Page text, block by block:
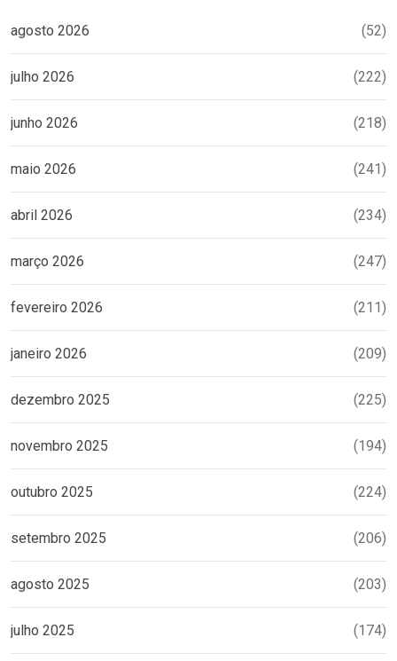
agosto 2026 (52)
julho 2026 (222)
junho 2026 (218)
maio 2026 (241)
abril 2026 (234)
março 2026 (247)
fevereiro 2026 (211)
janeiro 2026 (209)
dezembro 2025 (225)
novembro 2025 (194)
outubro 2025 (224)
setembro 2025 (206)
agosto 2025 (203)
julho 2025 (174)